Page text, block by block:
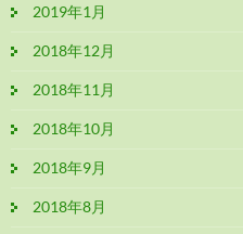
2019年1月
2018年12月
2018年11月
2018年10月
2018年9月
2018年8月